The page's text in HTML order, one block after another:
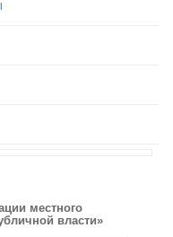
местного
власти»